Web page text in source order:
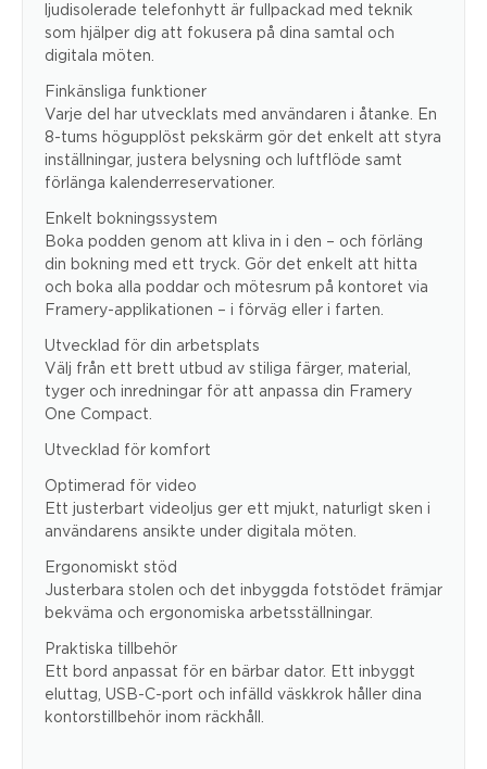
ljudisolerade telefonhytt är fullpackad med teknik
som hjälper dig att fokusera på dina samtal och
digitala möten.
Finkänsliga funktioner
Varje del har utvecklats med användaren i åtanke. En
8-tums högupplöst pekskärm gör det enkelt att styra
inställningar, justera belysning och luftflöde samt
förlänga kalenderreservationer.
Enkelt bokningssystem
Boka podden genom att kliva in i den – och förläng
din bokning med ett tryck. Gör det enkelt att hitta
och boka alla poddar och mötesrum på kontoret via
Framery-applikationen – i förväg eller i farten.
Utvecklad för din arbetsplats
Välj från ett brett utbud av stiliga färger, material,
tyger och inredningar för att anpassa din Framery
One Compact.
Utvecklad för komfort
Optimerad för video
Ett justerbart videoljus ger ett mjukt, naturligt sken i
användarens ansikte under digitala möten.
Ergonomiskt stöd
Justerbara stolen och det inbyggda fotstödet främjar
bekväma och ergonomiska arbetsställningar.
Praktiska tillbehör
Ett bord anpassat för en bärbar dator. Ett inbyggt
eluttag, USB-C-port och infälld väskkrok håller dina
kontorstillbehör inom räckhåll.